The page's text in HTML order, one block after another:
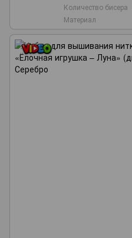
Количество бисера
Материал